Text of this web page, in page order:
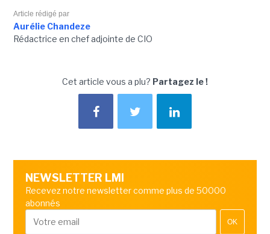
Article rédigé par
Aurélie Chandeze
Rédactrice en chef adjointe de CIO
Cet article vous a plu? Partagez le !
NEWSLETTER LMI
Recevez notre newsletter comme plus de 50000
abonnés
OK